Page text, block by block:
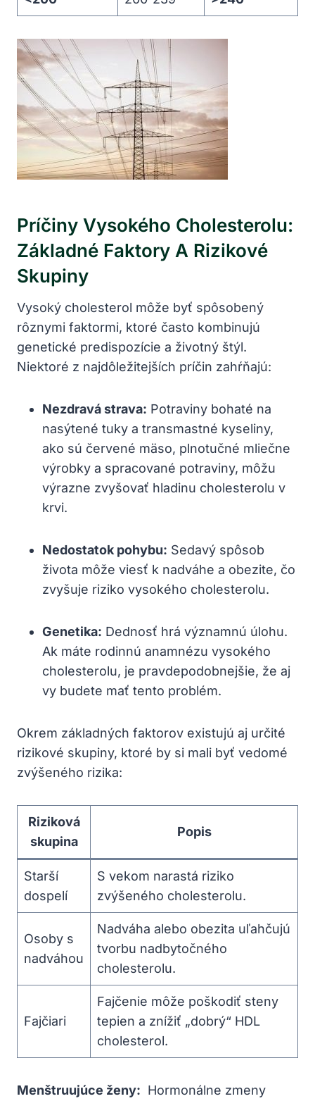
Príčiny Vysokého Cholesterolu:
Základné Faktory​ A Rizikové
Skupiny
Vysoký‍ cholesterol môže‍ byť spôsobený⁢
rôznymi faktormi, ⁤ktoré často​ kombinujú
genetické predispozície a životný štýl.
Niektoré ‍z najdôležitejších príčin zahŕňajú:
Nezdravá strava: Potraviny bohaté na
nasýtené tuky a⁤ transmastné kyseliny,
ako sú červené mäso, plnotučné ‍mliečne
výrobky a⁤ spracované potraviny, môžu
výrazne zvyšovať hladinu cholesterolu v
krvi.
Nedostatok pohybu: Sedavý spôsob‌
života môže viesť k nadváhe a obezite, čo
zvyšuje riziko vysokého cholesterolu.
Genetika: Dednosť hrá významnú úlohu.
Ak máte rodinnú⁤ anamnézu vysokého
cholesterolu, je pravdepodobnejšie, že aj
vy budete mať tento problém.
Okrem základných faktorov existujú aj určité ​
rizikové skupiny, ktoré by si mali byť vedomé
zvýšeného rizika:
Riziková
skupina
Popis
Starší
⁢dospelí
S vekom narastá riziko
zvýšeného cholesterolu.
Osoby s
nadváhou
Nadváha alebo obezita uľahčujú
tvorbu nadbytočného
cholesterolu.
Fajčiari
Fajčenie môže poškodiť steny
tepien a znížiť „dobrý“ ⁣HDL
cholesterol.
Menštruujúce⁢ ženy: ⁢ Hormonálne⁤ zmeny